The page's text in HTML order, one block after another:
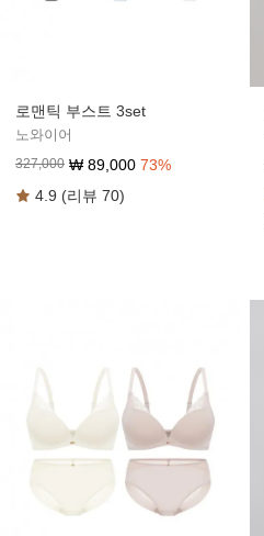
로맨틱 부스트 3set
노와이어
327,000 ₩ 89,000 73%
4.9 (리뷰 70)